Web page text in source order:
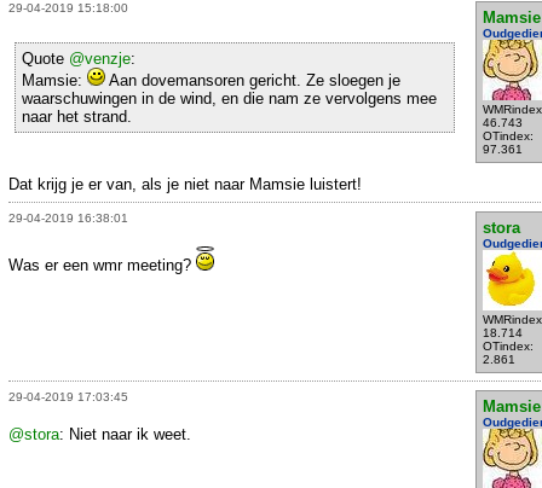
29-04-2019 15:18:00
Mamsie
46.743
OTindex:
97.361
Quote @venzje:
Mamsie:
Aan dovemansoren gericht. Ze sloegen je
waarschuwingen in de wind, en die nam ze vervolgens mee
naar het strand.
Dat krijg je er van, als je niet naar Mamsie luistert!
29-04-2019 16:38:01
stora
18.714
OTindex:
2.861
Was er een wmr meeting?
29-04-2019 17:03:45
Mamsie
@stora: Niet naar ik weet.